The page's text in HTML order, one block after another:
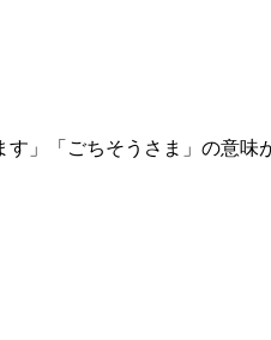
」「ごちそうさま」の意味